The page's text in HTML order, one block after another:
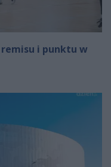
remisu i punktu w